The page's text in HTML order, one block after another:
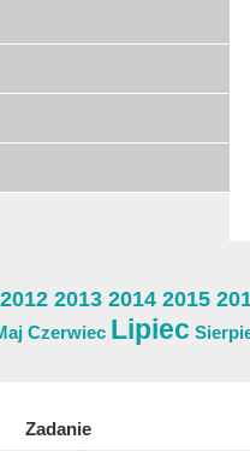
2012 2013 2014 2015
Czerwiec Lipiec
Zadanie